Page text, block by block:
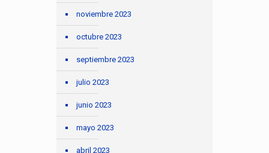
noviembre 2023
octubre 2023
septiembre 2023
julio 2023
junio 2023
mayo 2023
abril 2023